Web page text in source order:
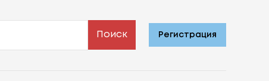
Поиск Регистрация